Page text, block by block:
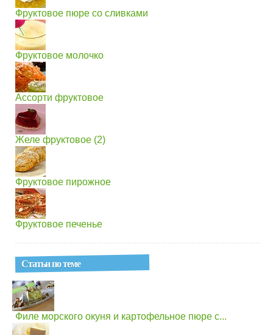
Фруктовое пюре со сливками
Фруктовое молочко
Ассорти фруктовое
Желе фруктовое (2)
Фруктовое пирожное
Фруктовое печенье
Статьи по теме
Филе морского окуня и картофельное пюре с...